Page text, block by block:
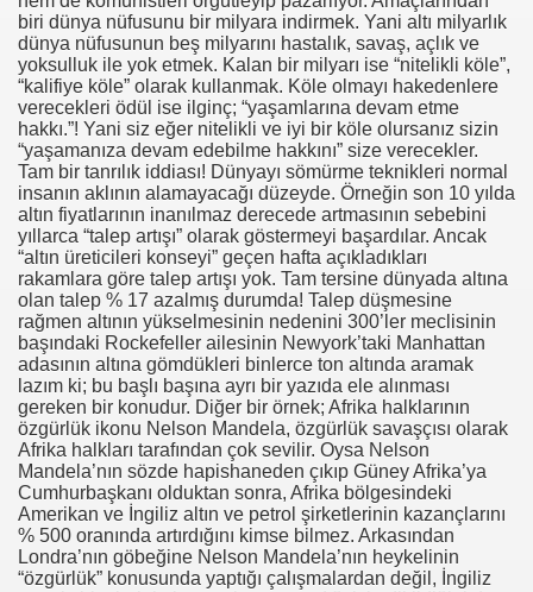
biri dünya nüfusunu bir milyara indirmek. Yani altı milyarlık
dünya nüfusunun beş milyarını hastalık, savaş, açlık ve
yoksulluk ile yok etmek. Kalan bir milyarı ise “nitelikli köle”,
“kalifiye köle” olarak kullanmak. Köle olmayı hakedenlere
verecekleri ödül ise ilginç; “yaşamlarına devam etme
hakkı.”! Yani siz eğer nitelikli ve iyi bir köle olursanız sizin
“yaşamanıza devam edebilme hakkını” size verecekler.
Tam bir tanrılık iddiası! Dünyayı sömürme teknikleri normal
insanın aklının alamayacağı düzeyde. Örneğin son 10 yılda
altın fiyatlarının inanılmaz derecede artmasının sebebini
yıllarca “talep artışı” olarak göstermeyi başardılar. Ancak
“altın üreticileri konseyi” geçen hafta açıkladıkları
rakamlara göre talep artışı yok. Tam tersine dünyada altına
olan talep % 17 azalmış durumda! Talep düşmesine
rağmen altının yükselmesinin nedenini 300’ler meclisinin
başındaki Rockefeller ailesinin Newyork’taki Manhattan
adasının altına gömdükleri binlerce ton altında aramak
lazım ki; bu başlı başına ayrı bir yazıda ele alınması
gereken bir konudur. Diğer bir örnek; Afrika halklarının
özgürlük ikonu Nelson Mandela, özgürlük savaşçısı olarak
Afrika halkları tarafından çok sevilir. Oysa Nelson
Mandela’nın sözde hapishaneden çıkıp Güney Afrika’ya
Cumhurbaşkanı olduktan sonra, Afrika bölgesindeki
Amerikan ve İngiliz altın ve petrol şirketlerinin kazançlarını
% 500 oranında artırdığını kimse bilmez. Arkasından
Londra’nın göbeğine Nelson Mandela’nın heykelinin
“özgürlük” konusunda yaptığı çalışmalardan değil, İngiliz